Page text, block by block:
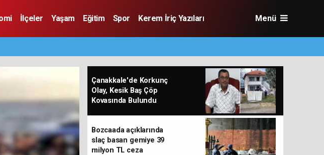
İlçeler Yaşam Eğitim Spor Kerem İriç Yazıları Menü
Çanakkale'de Korkunç
Olay, Kesik Baş Çöp
Kovasında Bulundu
Bozcaada açıklarında
slaç basan gemiye 39
milyon TL ceza